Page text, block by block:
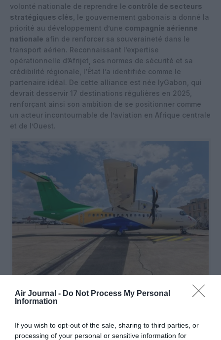
Air Journal - Do Not Process My Personal
Information
If you wish to opt-out of the sale, sharing to third parties, or
processing of your personal or sensitive information for
volonté nationale de reprendre le contrôle de secteurs
stratégiques clés , le gouvernement gabonais a donné la
priorité au développement d’une compagnie aérienne
nationale afin de renforcer sa souveraineté dans le
transport aérien. Reconnaissant l’expertise
opérationnelle d’Afrijet, ses normes de sécurité et sa
crédibilité régionale, l’État l’a identifiée comme le
partenaire idéal. De cette alliance est née lyGabon, qui
devrait desservir 17 destinations régulières en 2025,
renforçant ainsi son ambition de se positionner comme
un acteur incontournable de l’aviation en Afrique centrale
et de l’Ouest.
©ATR